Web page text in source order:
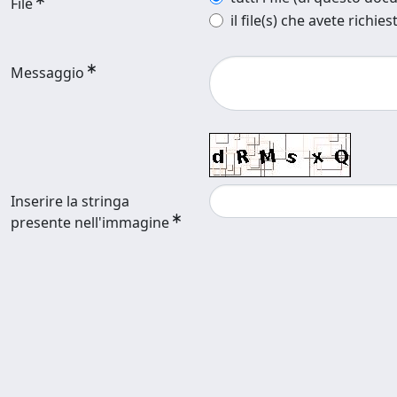
il file(s) che avete
Messaggio
Inserire la stringa
presente nell'immagine